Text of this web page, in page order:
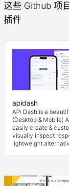
这些 Github 项
插件
apidash
API Dash is a
(Desktop & Mobile)
easily create &
visually inspect
lightweight